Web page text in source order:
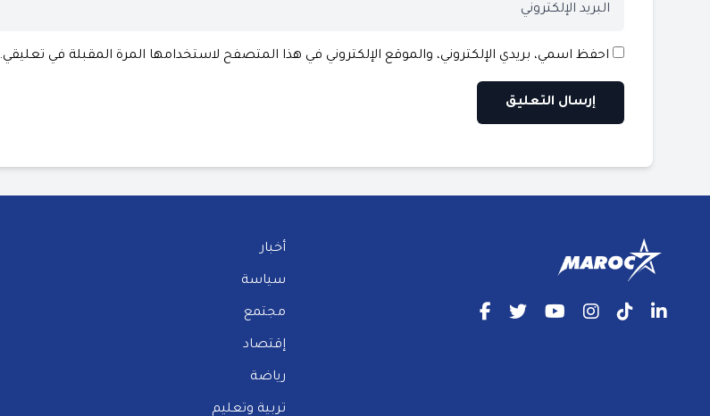
احفظ اسمي، بريدي الإلكتروني، والموقع الإلكتروني في هذا المتصفح لاستخدامها المرة المقبلة في تعليقي.
أخبار
سياسة
مجتمع
إقتصاد
رياضة
تربية وتعليم